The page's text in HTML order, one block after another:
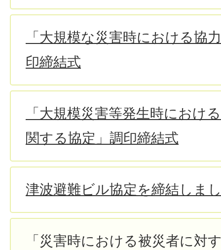
「大規模な災害時における協
印締結式
「大規模災害等発生時におけ
関する協定」調印締結式
津波避難ビル協定を締結しま
「災害時における被災者に対